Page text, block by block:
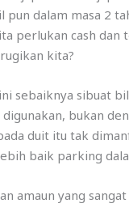
sebaiknya sibuat
digunakan, bukan
duit itu tak
baik parking
amaun yang sangat
menyimpan emas,
simpan emas tetapi
kecil.